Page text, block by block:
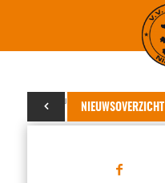
NIEUWSOVERZICHT
25 augustus 2020